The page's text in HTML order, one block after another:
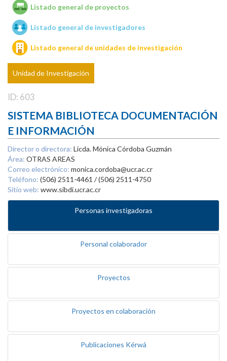
Unidades de investigación
Listado general de proyectos
Listado general de investigadores
Listado general de unidades de investigación
Unidad de Investigación
ID: 603
SISTEMA BIBLIOTECA DOCUMENTACIÓN
E INFORMACIÓN
Director o directora: Licda. Mónica Córdoba Guzmán
Área: OTRAS AREAS
Correo electrónico: monica.cordoba@ucr.ac.cr
Teléfono: (506) 2511-4461 / (506) 2511-4750
Sitio web: www.sibdi.ucr.ac.cr
Personas investigadoras
Personal colaborador
Proyectos
Proyectos en colaboración
Publicaciones Kérwá